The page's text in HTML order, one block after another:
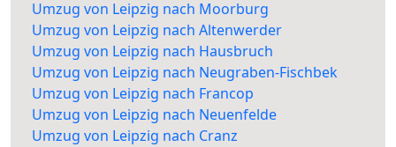
Umzug von Leipzig nach Moorburg
Umzug von Leipzig nach Altenwerder
Umzug von Leipzig nach Hausbruch
Umzug von Leipzig nach Neugraben-Fischbek
Umzug von Leipzig nach Francop
Umzug von Leipzig nach Neuenfelde
Umzug von Leipzig nach Cranz